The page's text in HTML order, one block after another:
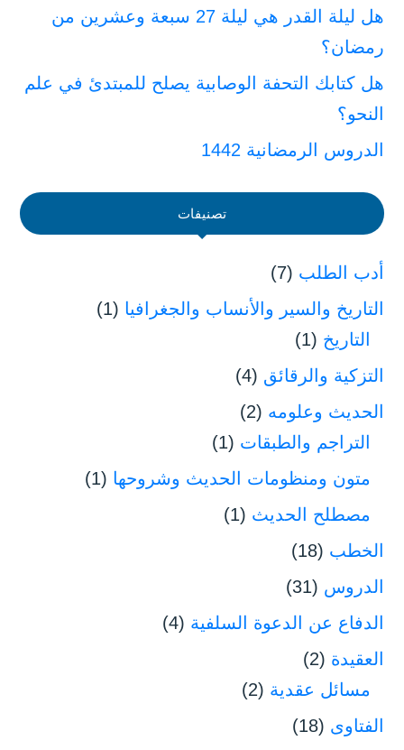
هل ليلة القدر هي ليلة 27 سبعة وعشرين من
رمضان؟
هل كتابك التحفة الوصابية يصلح للمبتدئ في علم
النحو؟
الدروس الرمضانية 1442
تصنيفات
أدب الطلب (7)
التاريخ والسير والأنساب والجغرافيا (1)
التاريخ (1)
التزكية والرقائق (4)
الحديث وعلومه (2)
التراجم والطبقات (1)
متون ومنظومات الحديث وشروحها (1)
مصطلح الحديث (1)
الخطب (18)
الدروس (31)
الدفاع عن الدعوة السلفية (4)
العقيدة (2)
مسائل عقدية (2)
الفتاوى (18)